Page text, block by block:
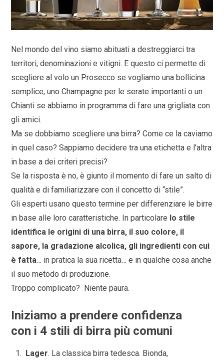
Nel mondo del vino siamo abituati a destreggiarci tra
territori, denominazioni e vitigni. E questo ci permette di
scegliere al volo un Prosecco se vogliamo una bollicina
semplice, uno Champagne per le serate importanti o un
Chianti se abbiamo in programma di fare una grigliata con
gli amici.
Ma se dobbiamo scegliere una birra? Come ce la caviamo
in quel caso? Sappiamo decidere tra una etichetta e l’altra
in base a dei criteri precisi?
Se la risposta è no, è giunto il momento di fare un salto di
qualità e di familiarizzare con il concetto di “stile”.
Gli esperti usano questo termine per differenziare le birre
in base alle loro caratteristiche. In particolare lo stile
identifica le origini di una birra, il suo colore, il
sapore, la gradazione alcolica, gli ingredienti con cui
è fatta… in pratica la sua ricetta… e in qualche cosa anche
il suo metodo di produzione.
Troppo complicato? Niente paura.
Iniziamo a prendere confidenza
con i 4 stili di birra più comuni
Lager. La classica birra tedesca. Bionda,